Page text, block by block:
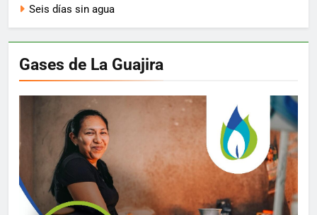
Seis días sin agua
Gases de La Guajira